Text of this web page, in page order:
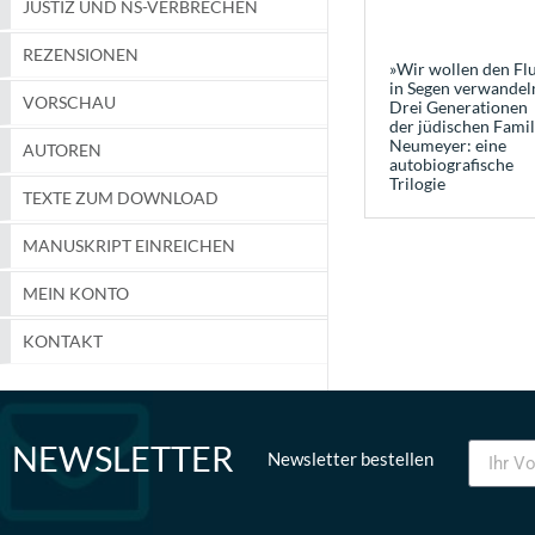
JUSTIZ UND NS-VERBRECHEN
REZENSIONEN
VORSCHAU
AUTOREN
TEXTE ZUM DOWNLOAD
MANUSKRIPT EINREICHEN
MEIN KONTO
KONTAKT
»Wir wollen den
in Segen
Drei Generationen
der jüdischen
Neumeyer: eine
autobiografische
Trilogie
NEWSLETTER Newsletter bestellen